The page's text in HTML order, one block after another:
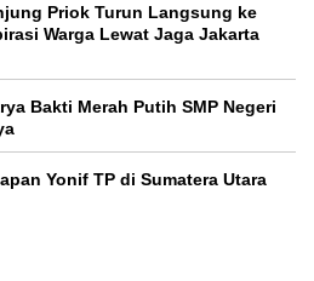
Priok Turun Langsung ke
Warga Lewat Jaga Jakarta
Bakti Merah Putih SMP Negeri
Yonif TP di Sumatera Utara